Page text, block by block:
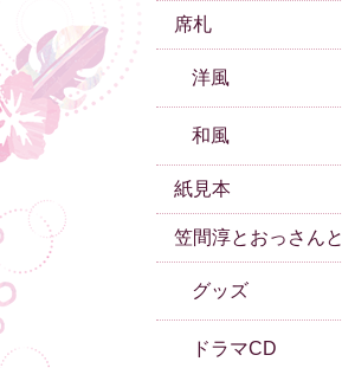
席札
洋風
和風
紙見本
笠間淳とおっさんと
グッズ
ドラマCD